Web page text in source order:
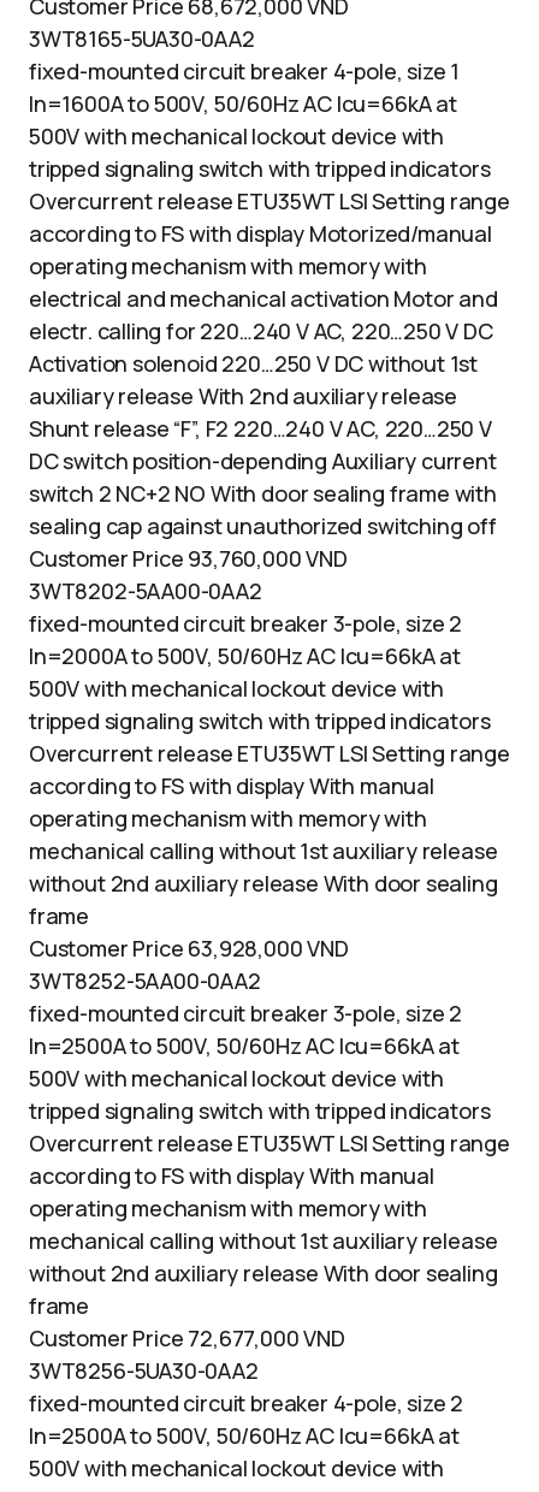
Customer Price 68,672,000 VND
3WT8165-5UA30-0AA2
fixed-mounted circuit breaker 4-pole, size 1
In=1600A to 500V, 50/60Hz AC Icu=66kA at
500V with mechanical lockout device with
tripped signaling switch with tripped indicators
Overcurrent release ETU35WT LSI Setting range
according to FS with display Motorized/manual
operating mechanism with memory with
electrical and mechanical activation Motor and
electr. calling for 220…240 V AC, 220…250 V DC
Activation solenoid 220…250 V DC without 1st
auxiliary release With 2nd auxiliary release
Shunt release “F”, F2 220…240 V AC, 220…250 V
DC switch position-depending Auxiliary current
switch 2 NC+2 NO With door sealing frame with
sealing cap against unauthorized switching off
Customer Price 93,760,000 VND
3WT8202-5AA00-0AA2
fixed-mounted circuit breaker 3-pole, size 2
In=2000A to 500V, 50/60Hz AC Icu=66kA at
500V with mechanical lockout device with
tripped signaling switch with tripped indicators
Overcurrent release ETU35WT LSI Setting range
according to FS with display With manual
operating mechanism with memory with
mechanical calling without 1st auxiliary release
without 2nd auxiliary release With door sealing
frame
Customer Price 63,928,000 VND
3WT8252-5AA00-0AA2
fixed-mounted circuit breaker 3-pole, size 2
In=2500A to 500V, 50/60Hz AC Icu=66kA at
500V with mechanical lockout device with
tripped signaling switch with tripped indicators
Overcurrent release ETU35WT LSI Setting range
according to FS with display With manual
operating mechanism with memory with
mechanical calling without 1st auxiliary release
without 2nd auxiliary release With door sealing
frame
Customer Price 72,677,000 VND
3WT8256-5UA30-0AA2
fixed-mounted circuit breaker 4-pole, size 2
In=2500A to 500V, 50/60Hz AC Icu=66kA at
500V with mechanical lockout device with